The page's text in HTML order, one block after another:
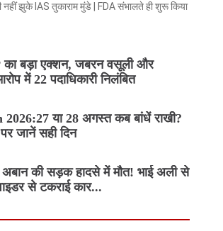
झुके IAS तुकाराम मुंडे | FDA संभालते ही शुरू किया
का बड़ा एक्शन, जबरन वसूली और
में 22 पदाधिकारी निलंबित
या 28 अगस्त कब बांधें राखी?
जानें सही दिन
की सड़क हादसे में मौत! भाई अली से
से टकराई कार...